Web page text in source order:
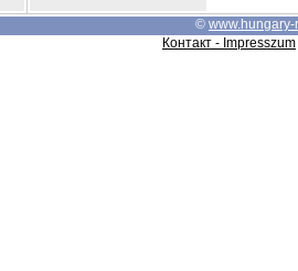
© www.hungary-
Контакт - Impresszum